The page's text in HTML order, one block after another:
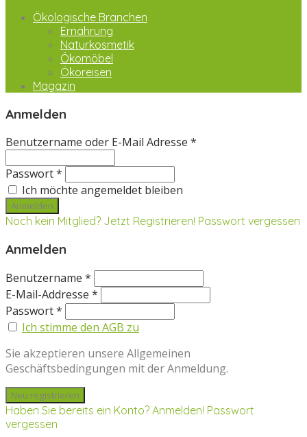
Ökologische Branchen
Ernährung
Naturkosmetik
Ökomöbel
Ökoreisen
Magazin
Anmelden
Benutzername oder E-Mail Adresse *
Passwort *
Ich möchte angemeldet bleiben
Noch kein Mitglied? Jetzt Registrieren! Passwort vergessen
Anmelden
Benutzername *
E-Mail-Addresse *
Passwort *
Ich stimme den AGB zu
Sie akzeptieren unsere Allgemeinen
Geschäftsbedingungen mit der Anmeldung.
Haben Sie bereits ein Konto? Anmelden! Passwort
vergessen